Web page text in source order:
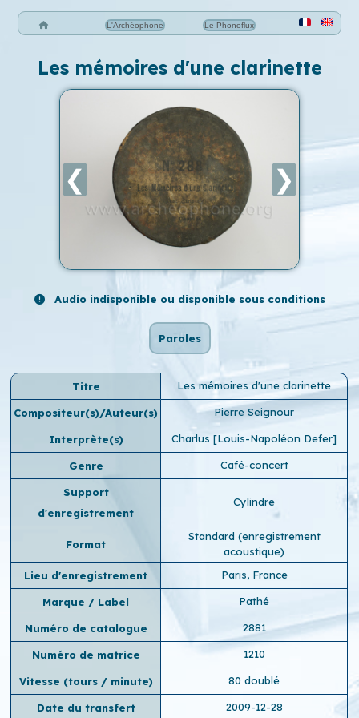
L'Archéophone Le Phonoflux
Les mémoires d'une clarinette
❮ ❯
Audio indisponible ou disponible sous conditions
Paroles
Titre Les mémoires d'une clarinette
Compositeur(s)/Auteur(s) Pierre Seignour
Interprète(s) Charlus [Louis-Napoléon Defer]
Genre Café-concert
Support
d'enregistrement
Cylindre
Format
Standard (enregistrement
acoustique)
Lieu d'enregistrement
Paris, France
Marque / Label Pathé
Numéro de catalogue 2881
Numéro de matrice 1210
Vitesse (tours / minute) 80 doublé
Date du transfert 2009-12-28